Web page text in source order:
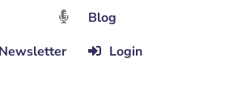
Blog
Newsletter
Login